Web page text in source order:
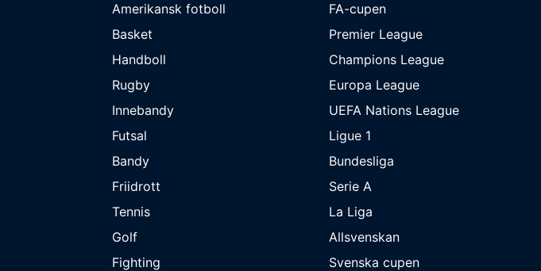
Amerikansk fotboll
Basket
Handboll
Rugby
Innebandy
Futsal
Bandy
Friidrott
Tennis
Golf
Fighting
FA-cupen
Premier League
Champions League
Europa League
UEFA Nations League
Ligue 1
Bundesliga
Serie A
La Liga
Allsvenskan
Svenska cupen